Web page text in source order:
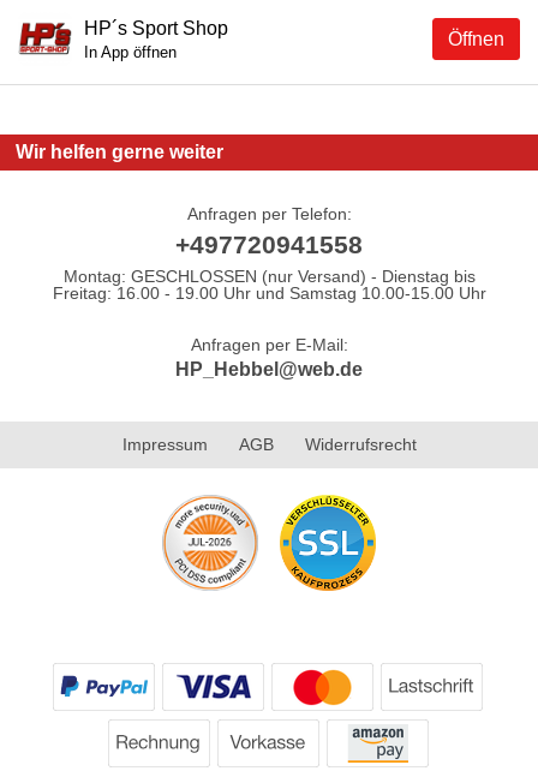
Öffnen
HP´s Sport Shop
In App öffnen
Wir helfen gerne weiter
Anfragen per Telefon:
+497720941558
Montag: GESCHLOSSEN (nur Versand) - Dienstag bis
Freitag: 16.00 - 19.00 Uhr und Samstag 10.00-15.00 Uhr
Anfragen per E-Mail:
HP_Hebbel@web.de
Impressum AGB Widerrufsrecht